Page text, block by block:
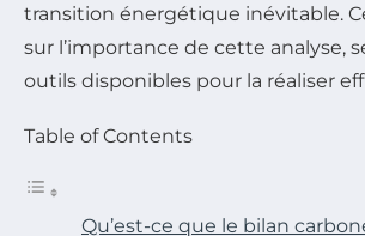
transition énergétique inévitable.
sur l’importance de cette analyse,
outils disponibles pour la réaliser
Table of Contents
Qu’est-ce que le bilan